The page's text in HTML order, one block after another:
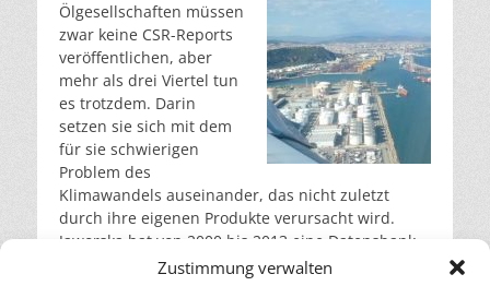
Zustimmung verwalten
Ölgesellschaften müssen
zwar keine CSR-Reports
veröffentlichen, aber
mehr als drei Viertel tun
es trotzdem. Darin
setzen sie sich mit dem
für sie schwierigen
Problem des
Klimawandels auseinander, das nicht zuletzt
durch ihre eigenen Produkte verursacht wird.
Jaworska hat von 2000 bis 2013 eine Datensbank
mit den CSRs aller großen Ölgesellschaften